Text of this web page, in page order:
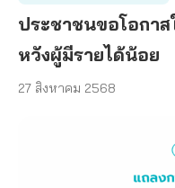
ประชาชนขอโอกา
หวังผู้มีรายได้น้อย
27 สิงหาคม 2568